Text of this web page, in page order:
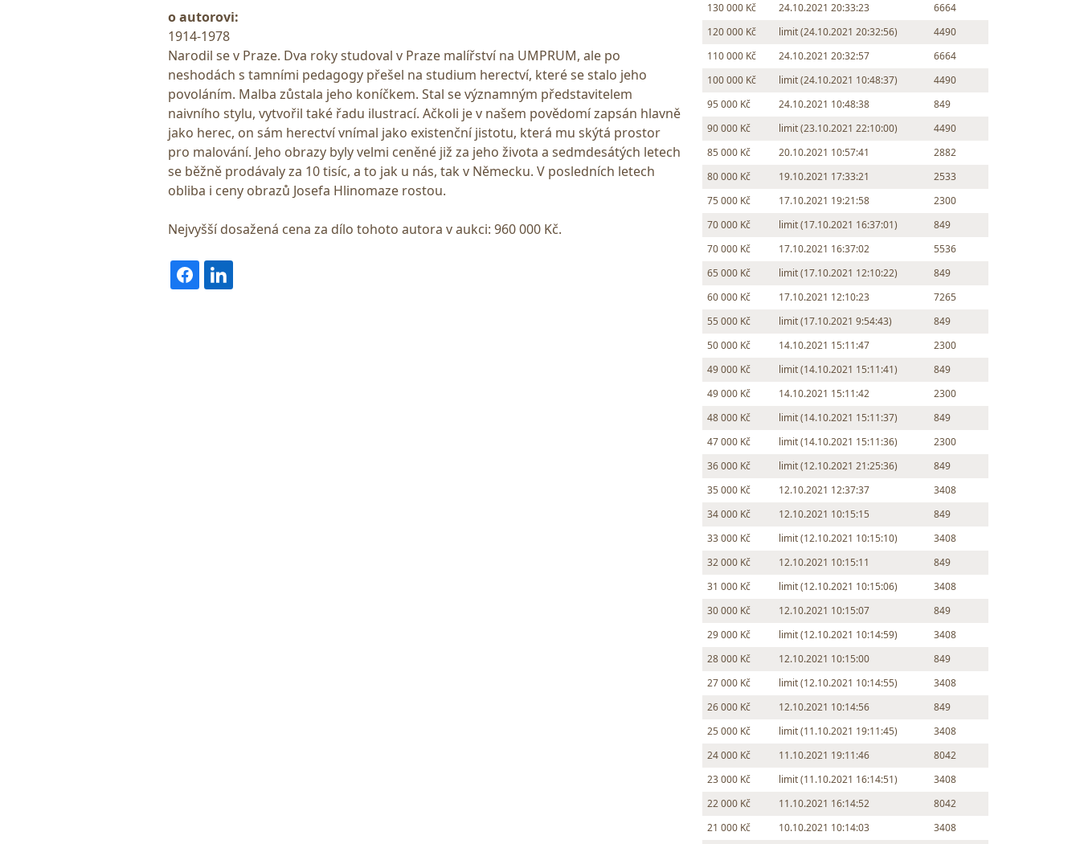
o autorovi:
1914-1978
Narodil se v Praze. Dva roky studoval v Praze malířství na UMPRUM, ale po
neshodách s tamními pedagogy přešel na studium herectví, které se stalo jeho
povoláním. Malba zůstala jeho koníčkem. Stal se významným představitelem
naivního stylu, vytvořil také řadu ilustrací. Ačkoli je v našem povědomí zapsán hlavně
jako herec, on sám herectví vnímal jako existenční jistotu, která mu skýtá prostor
pro malování. Jeho obrazy byly velmi ceněné již za jeho života a sedmdesátých letech
se běžně prodávaly za 10 tisíc, a to jak u nás, tak v Německu. V posledních letech
obliba i ceny obrazů Josefa Hlinomaze rostou.
Nejvyšší dosažená cena za dílo tohoto autora v aukci: 960 000 Kč.
130 000 Kč
24.10.2021 20:33:23
6664
120 000 Kč
limit (24.10.2021 20:32:56)
4490
110 000 Kč
24.10.2021 20:32:57
6664
100 000 Kč
limit (24.10.2021 10:48:37)
4490
95 000 Kč
24.10.2021 10:48:38
849
90 000 Kč
limit (23.10.2021 22:10:00)
4490
85 000 Kč
20.10.2021 10:57:41
2882
80 000 Kč
19.10.2021 17:33:21
2533
75 000 Kč
17.10.2021 19:21:58
2300
70 000 Kč
limit (17.10.2021 16:37:01)
849
70 000 Kč
17.10.2021 16:37:02
5536
65 000 Kč
limit (17.10.2021 12:10:22)
849
60 000 Kč
17.10.2021 12:10:23
7265
55 000 Kč
limit (17.10.2021 9:54:43)
849
50 000 Kč
14.10.2021 15:11:47
2300
49 000 Kč
limit (14.10.2021 15:11:41)
849
49 000 Kč
14.10.2021 15:11:42
2300
48 000 Kč
limit (14.10.2021 15:11:37)
849
47 000 Kč
limit (14.10.2021 15:11:36)
2300
36 000 Kč
limit (12.10.2021 21:25:36)
849
35 000 Kč
12.10.2021 12:37:37
3408
34 000 Kč
12.10.2021 10:15:15
849
33 000 Kč
limit (12.10.2021 10:15:10)
3408
32 000 Kč
12.10.2021 10:15:11
849
31 000 Kč
limit (12.10.2021 10:15:06)
3408
30 000 Kč
12.10.2021 10:15:07
849
29 000 Kč
limit (12.10.2021 10:14:59)
3408
28 000 Kč
12.10.2021 10:15:00
849
27 000 Kč
limit (12.10.2021 10:14:55)
3408
26 000 Kč
12.10.2021 10:14:56
849
25 000 Kč
limit (11.10.2021 19:11:45)
3408
24 000 Kč
11.10.2021 19:11:46
8042
23 000 Kč
limit (11.10.2021 16:14:51)
3408
22 000 Kč
11.10.2021 16:14:52
8042
21 000 Kč
10.10.2021 10:14:03
3408